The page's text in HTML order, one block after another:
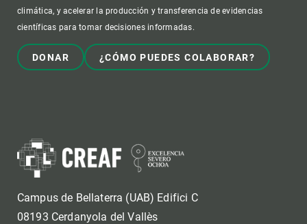
climática, y acelerar la producción y transferencia de evidencias
científicas para tomar decisiones informadas.
DONAR ¿CÓMO PUEDES COLABORAR?
Campus de Bellaterra (UAB) Edifici C
08193 Cerdanyola del Vallès